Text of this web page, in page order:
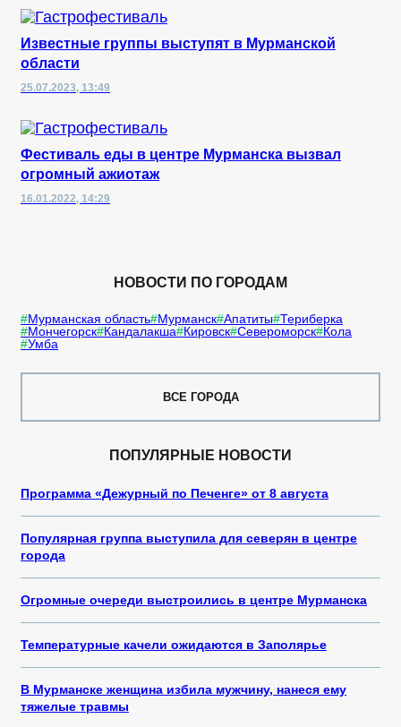
Известные группы выступят в Мурманской
области
25.07.2023, 13:49
Фестиваль еды в центре Мурманска вызвал
огромный ажиотаж
16.01.2022, 14:29
НОВОСТИ ПО ГОРОДАМ
Мурманская область Мурманск Апатиты Териберка
Мончегорск Кандалакша Кировск Североморск Кола
Умба
ВСЕ ГОРОДА
ПОПУЛЯРНЫЕ НОВОСТИ
Программа «Дежурный по Печенге» от 8 августа
Популярная группа выступила для северян в центре
города
Огромные очереди выстроились в центре Мурманска
Температурные качели ожидаются в Заполярье
В Мурманске женщина избила мужчину, нанеся ему
тяжелые травмы